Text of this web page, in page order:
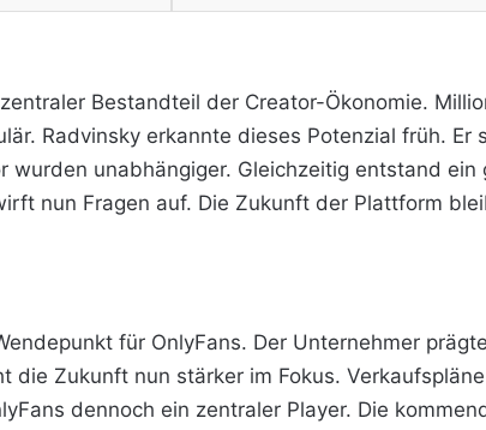
Bestandteil der Creator-Ökonomie.
Radvinsky erkannte dieses Potenzial früh.
unabhängiger. Gleichzeitig entstand
nun Fragen auf. Die Zukunft der Plattform
für OnlyFans. Der Unternehmer
die Zukunft nun stärker im Fokus.
dennoch ein zentraler Player. Die